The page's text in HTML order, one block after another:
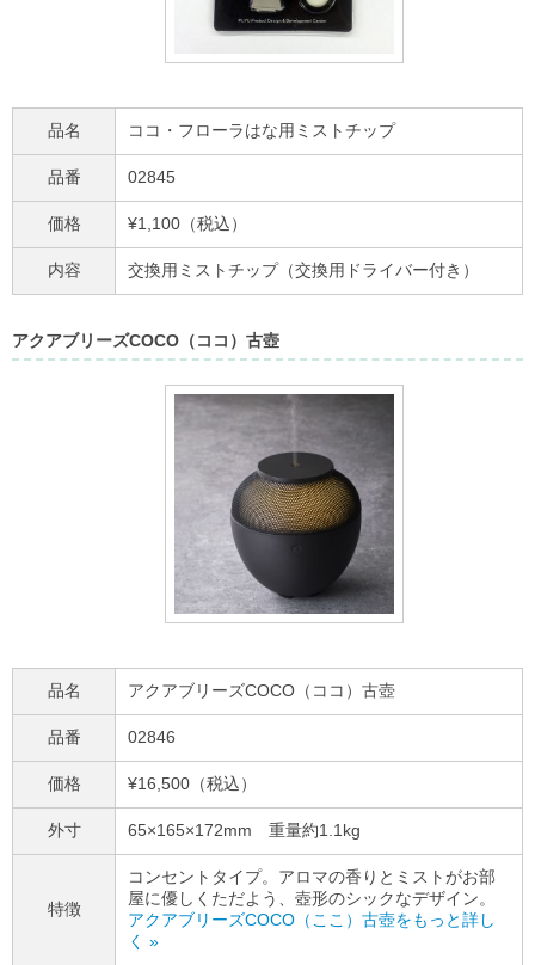
品名 ココ・フローラはな用ミストチップ
品番 02845
価格 ¥1,100（税込）
内容 交換用ミストチップ（交換用ドライバー付き）
アクアブリーズCOCO（ココ）古壺
品名 アクアブリーズCOCO（ココ）古壺
品番 02846
価格 ¥16,500（税込）
外寸 65×165×172mm 重量約1.1kg
特徴
コンセントタイプ。アロマの香りとミストがお部
屋に優しくただよう、壺形のシックなデザイン。
アクアブリーズCOCO（ここ）古壺をもっと詳し
く »